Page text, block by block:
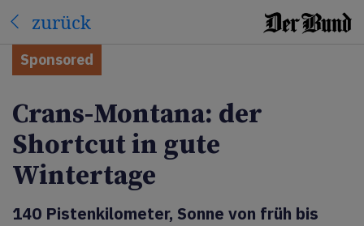
zurück
Sponsored
Crans-Montana: der
Shortcut in gute
Wintertage
140 Pistenkilometer, Sonne von früh bis